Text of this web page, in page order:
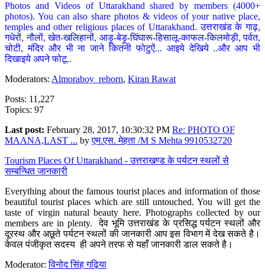
Photos and Videos of Uttarakhand shared by members (4000+
photos). You can also share photos & videos of your native place,
temples and other religious places of Uttarakhand. उत्तराखंड के गाढ़,
गधेरों, नौलों, खेत-खलिहानों, आड़ू-बेड़ू-घिंघारू-हिसालू-काफल-किलमोड़ी, पर्वत,
चोटी, मंदिर और भी ना जाने कितनी फोटुऐं... आइये देखिये ..और आप भी
दिखाइये अपने फोटू..
Moderators: Almoraboy_reborn, Kiran Rawat
Posts: 11,227
Topics: 97
Last post: February 28, 2017, 10:30:32 PM Re: PHOTO OF
MAANA,LAST ... byएम.एस. मेहता /M S Mehta 9910532720
Tourism Places Of Uttarakhand - उत्तराखण्ड के पर्यटन स्थलों से
सम्बन्धित जानकारी
Everything about the famous tourist places and information of those
beautiful tourist places which are still untouched. You will get the
taste of virgin natural beauty here. Photographs collected by our
members are in plenty. देव भूमि उत्तराखंड के प्रसिद्ध पर्यटन स्थलों और
दूरस्थ और अछूते पर्यटन स्थलों की जानकारी आप इस विभाग में देख सकते है।
केवल पंजीकृत सदस्य ही अपने तरफ से यहाँ जानकारी डाल सकते है।
Moderator:विनोद सिंह गढ़िया